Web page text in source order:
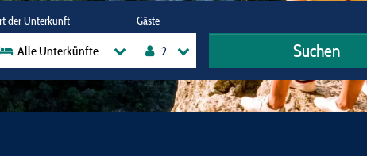
der Unterkunft
Alle Unterkünfte
Gäste
Suchen